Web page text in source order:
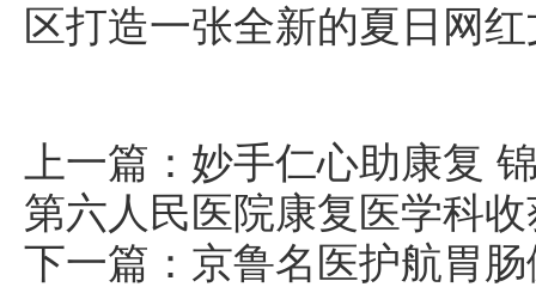
区打造一张全新的夏日网
上一篇： 妙手仁心助康复
第六人民医院康复医学科
下一篇： 京鲁名医护航胃